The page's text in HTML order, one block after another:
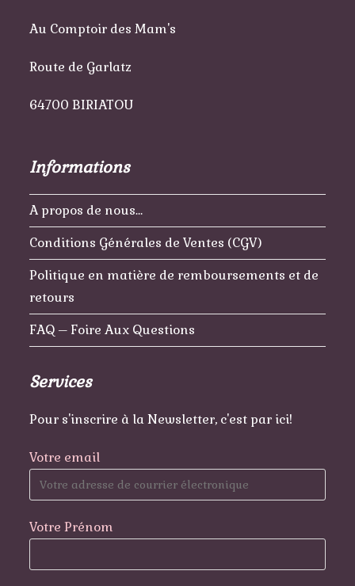
Au Comptoir des Mam's
Route de Garlatz
64700 BIRIATOU
Informations
A propos de nous…
Conditions Générales de Ventes (CGV)
Politique en matière de remboursements et de
retours
FAQ – Foire Aux Questions
Services
Pour s'inscrire à la Newsletter, c'est par ici!
Votre email
Votre Prénom